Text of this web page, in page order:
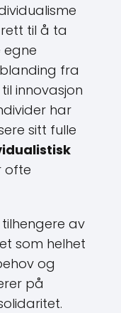
til å ta
fra
innovasjon
har
sitt fulle
ofte
av
som helhet
og
på